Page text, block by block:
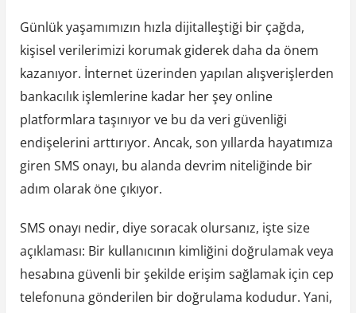
Günlük yaşamımızın hızla dijitalleştiği bir çağda,
kişisel verilerimizi korumak giderek daha da önem
kazanıyor. İnternet üzerinden yapılan alışverişlerden
bankacılık işlemlerine kadar her şey online
platformlara taşınıyor ve bu da veri güvenliği
endişelerini arttırıyor. Ancak, son yıllarda hayatımıza
giren SMS onayı, bu alanda devrim niteliğinde bir
adım olarak öne çıkıyor.
SMS onayı nedir, diye soracak olursanız, işte size
açıklaması: Bir kullanıcının kimliğini doğrulamak veya
hesabına güvenli bir şekilde erişim sağlamak için cep
telefonuna gönderilen bir doğrulama kodudur. Yani,